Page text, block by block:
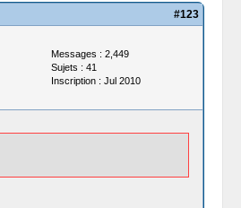
#123
Messages : 2,449
Sujets : 41
Inscription : Jul 2010